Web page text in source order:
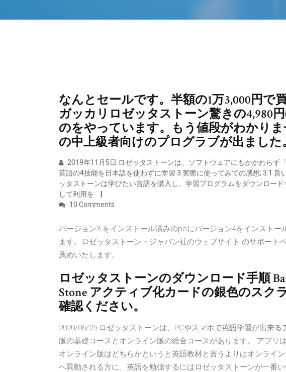
なんとセールです。半額の1万3,000円で
ガッカリロゼッタストーン驚きの4,980
のをやっています。もう値段がわかり
の中上級者向けのプログラブが出ました。
2019年11月5日 ロゼッタストーンは、ソフトウェアにもかかわらず
英語の4技能を日本語を使わずに学習 3 実際に使ってみての感想; 3.1 良
ッタストーンは学びたい言語を購入し、学習プログラムをダウンロー
して利用を
10 Comments
バージョン3 をインストール済みのpcにバージョン4をインストー
ます。ロゼッタストーン・ジャパン社のウェブサイト のサポート
薦めいたします。
ロゼッタストーンのダウンロード手順
Stone アクティブ化カードの銀色のスク
確認ください。
2020/06/25 ロゼッタストーンは、PCやスマホで英語学習が出来
版の基礎コースとオンライン版の総合コースがあります。 アプリ
オンライン版はどちらかというと英語教材と言うよりはオンライ
へ異動される方に、英語を勉強するにはロゼッタストーンが一番